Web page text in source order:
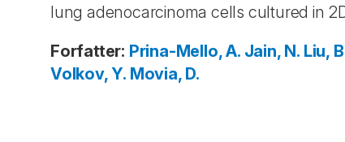
lung adenocarcinoma cells cultured in
Forfatter: Prina-Mello, A. Jain, N. Liu,
Volkov, Y. Movia, D.